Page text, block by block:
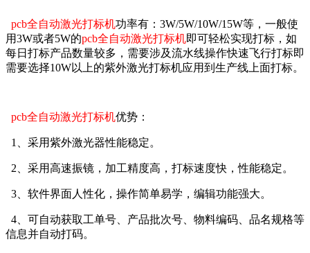
pcb全自动激光打标机功率有：3W/5W/10W/15W等，一般使
用3W或者5W的pcb全自动激光打标机即可轻松实现打标，如
每日打标产品数量较多，需要涉及流水线操作快速飞行打标即
需要选择10W以上的紫外激光打标机应用到生产线上面打标。
pcb全自动激光打标机优势：
1、采用紫外激光器性能稳定。
2、采用高速振镜，加工精度高，打标速度快，性能稳定。
3、软件界面人性化，操作简单易学，编辑功能强大。
4、可自动获取工单号、产品批次号、物料编码、品名规格等
信息并自动打码。